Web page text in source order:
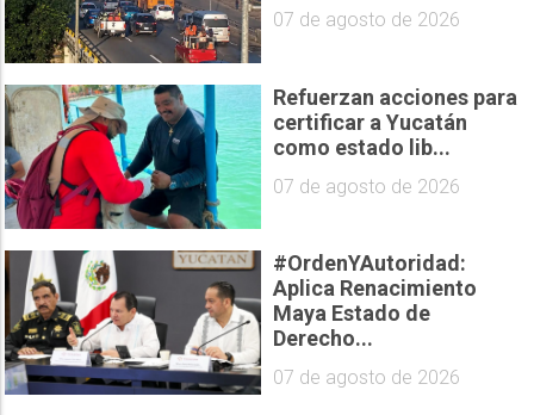
07 de agosto de 2026
Refuerzan acciones para
certificar a Yucatán
como estado lib...
07 de agosto de 2026
#OrdenYAutoridad:
Aplica Renacimiento
Maya Estado de
Derecho...
07 de agosto de 2026